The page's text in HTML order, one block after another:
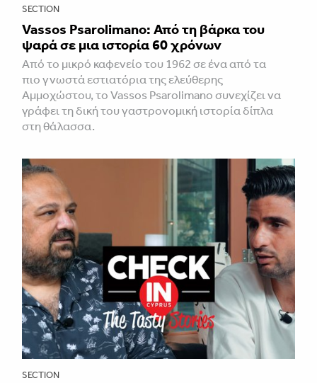
SECTION
Vassos Psarolimano: Από τη βάρκα του
ψαρά σε μια ιστορία 60 χρόνων
Από το μικρό καφενείο του 1962 σε ένα από τα
πιο γνωστά εστιατόρια της ελεύθερης
Αμμοχώστου, το Vassos Psarolimano συνεχίζει να
γράφει τη δική του γαστρονομική ιστορία δίπλα
στη θάλασσα.
SECTION